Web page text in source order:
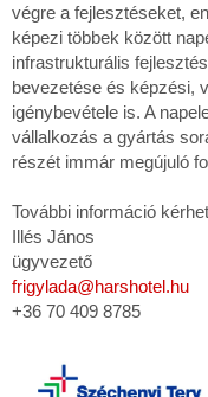
végre a fejlesztéseket,
képezi többek között
infrastrukturális
bevezetése és képzési,
igénybevétele is. A
vállalkozás a gyártás
részét immár megújuló
További információ
Illés János
ügyvezető
frigylada@harshotel.hu
+36 70 409 8785